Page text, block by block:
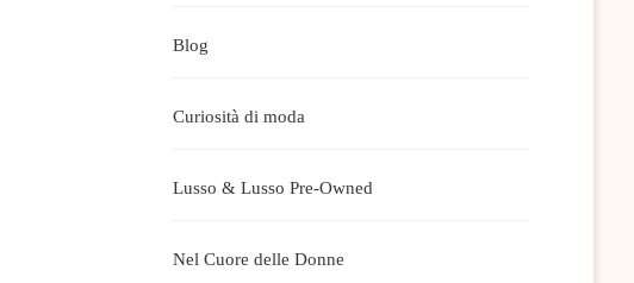
Blog
Curiosità di moda
Lusso & Lusso Pre-Owned
Nel Cuore delle Donne